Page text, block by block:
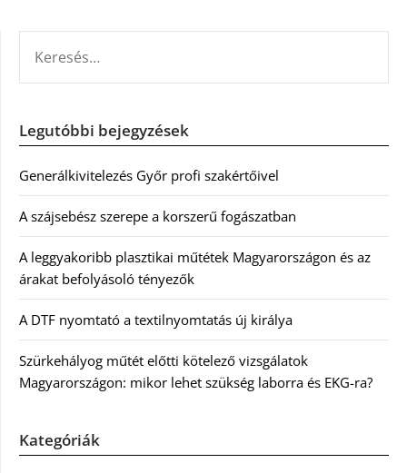
Legutóbbi bejegyzések
Generálkivitelezés Győr profi szakértőivel
A szájsebész szerepe a korszerű fogászatban
A leggyakoribb plasztikai műtétek Magyarországon és az
árakat befolyásoló tényezők
A DTF nyomtató a textilnyomtatás új királya
Szürkehályog műtét előtti kötelező vizsgálatok
Magyarországon: mikor lehet szükség laborra és EKG-ra?
Kategóriák